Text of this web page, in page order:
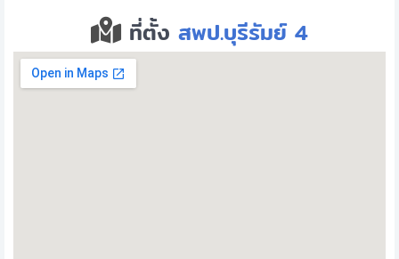
ที่ตั้ง สพป.บุรีรัมย์ 4